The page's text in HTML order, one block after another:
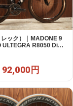
ック）｜MADONE 9
ULTEGRA R8050 Di2
円